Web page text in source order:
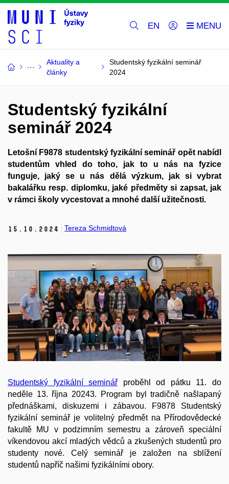
EN
Aktuality a
články
Studentský fyzikální seminář
2024
Studentský fyzikální
seminář 2024
Letošní F9878 studentský fyzikální seminář opět nabídl
studentům vhled do toho, jak to u nás na fyzice
funguje, jaký se u nás dělá výzkum, jak si vybrat
bakalářku resp. diplomku, jaké předměty si zapsat, jak
v rámci školy vycestovat a mnohé další užitečnosti.
15. 10. 2024 Tereza Schmidtová
Studentský fyzikální seminář proběhl od pátku 11. do
neděle 13. října 20243. Program byl tradičně našlapaný
přednáškami, diskuzemi i zábavou. F9878 Studentský
fyzikální seminář je volitelný předmět na Přírodovědecké
fakultě MU v podzimním semestru a zároveň speciální
víkendovou akcí mladých vědců a zkušených studentů pro
studenty nové. Celý seminář je založen na sblížení
studentů napříč našimi fyzikálními obory.